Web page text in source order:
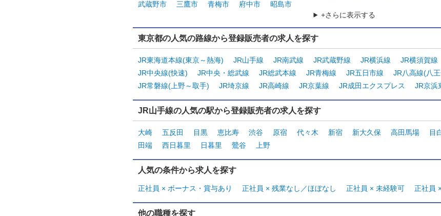
武蔵野市
三鷹市 青梅市 府中市
昭島市
+さらに表示する
東京都の人気の路線から登録販売者の求人を探す
JR東海道本線(東京～熱海) JR山手線 JR南武線 JR武蔵野線 JR横浜線 JR横須賀線
JR中央線(快速)
JR中央・総武線 JR総武本線 JR青梅線 JR五日市線 JR八高線(八
JR常磐線(上野～取手)
JR埼京線 JR高崎線 JR京葉線 JR成田エクスプレス JR京浜
JR山手線の人気の駅から登録販売者の求人を探す
大崎 五反田 目黒 恵比寿 渋谷 原宿 代々木 新宿 新大久保 高田馬場 目
田端
西日暮里 日暮里 鶯谷 上野
人気の条件から求人を探す
正社員 × ボーナス・賞与あり 正社員 × 残業なし／ほぼなし 正社員 × 未経験可 正社員
他の職種を探す